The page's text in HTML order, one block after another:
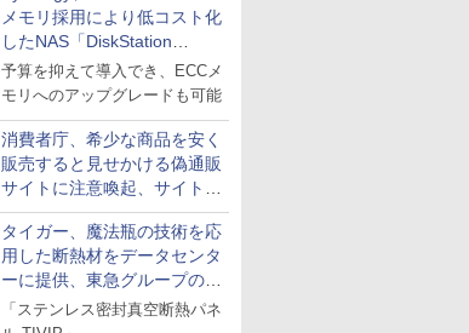
メモリ採用により低コスト化
したNAS「DiskStation
neo+」シリーズ
予算を抑えて導入でき、ECCメ
モリへのアップグレードも可能
消費者庁、希少な商品を安く
販売すると見せかける偽通販
サイトに注意喚起、サイト名
とドメイン名を公表
タイガー、魔法瓶の技術を応
用した断熱材をデータセンタ
ーに提供、東急グループの実
証実験で
「ステンレス密封真空断熱パネ